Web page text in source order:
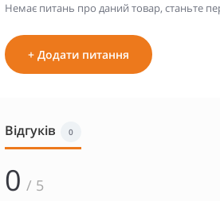
Немає питань про даний товар, станьте
+ Додати питання
Відгуків 0
0 / 5